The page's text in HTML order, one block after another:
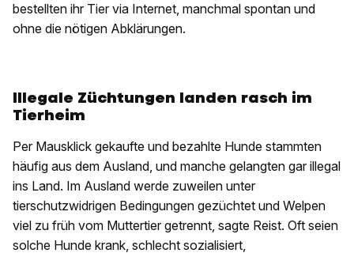
bestellten ihr Tier via Internet, manchmal spontan und
ohne die nötigen Abklärungen.
Illegale Züchtungen landen rasch im
Tierheim
Per Mausklick gekaufte und bezahlte Hunde stammten
häufig aus dem Ausland, und manche gelangten gar illegal
ins Land. Im Ausland werde zuweilen unter
tierschutzwidrigen Bedingungen gezüchtet und Welpen
viel zu früh vom Muttertier getrennt, sagte Reist. Oft seien
solche Hunde krank, schlecht sozialisiert,